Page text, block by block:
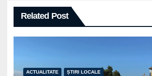
Related Post
ACTUALITATE ȘTIRI LOCALE